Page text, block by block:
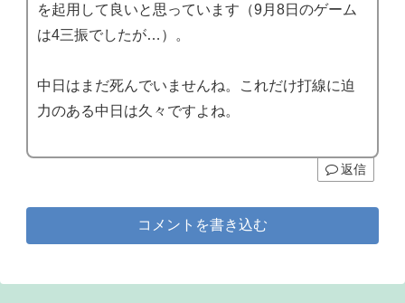
を起用して良いと思っています（9月8日のゲーム
は4三振でしたが…）。
中日はまだ死んでいませんね。これだけ打線に迫
力のある中日は久々ですよね。
返信
コメントを書き込む